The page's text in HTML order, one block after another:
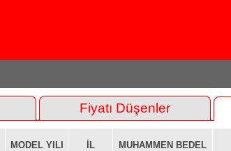
Fiyatı Düşenler
MODEL YILI İL MUHAMMEN BEDEL